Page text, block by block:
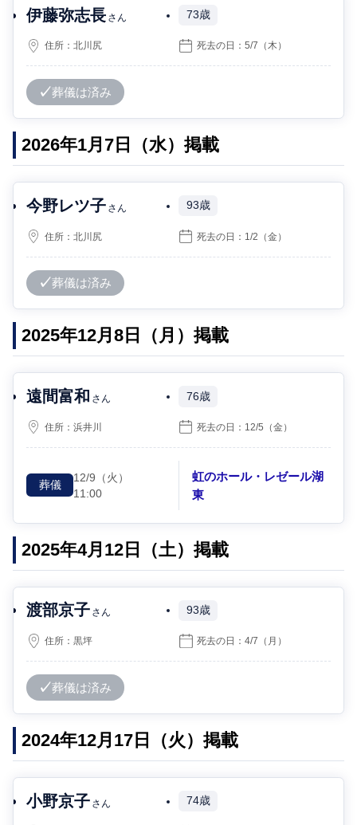
伊藤弥志長 さん 73歳
住所：北川尻 死去の日：5/7 （木）
葬儀は済み
2026年1月7日（水）掲載
今野レツ子 さん 93歳
住所：北川尻 死去の日： 1/2 （金）
葬儀は済み
2025年12月8日（月）掲載
遠間富和 さん 76歳
住所：浜井川 死去の日： 12/5 （金）
葬儀
12/9 （火）
11:00
虹のホール・レゼール湖
東
2025年4月12日（土）掲載
渡部京子 さん 93歳
住所：黒坪 死去の日：4/7 （月）
葬儀は済み
2024年12月17日（火）掲載
小野京子 さん 74歳